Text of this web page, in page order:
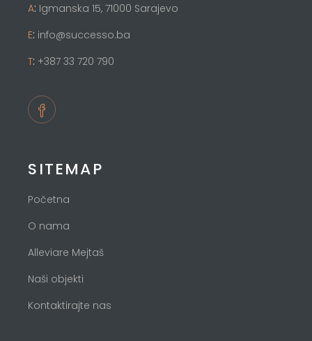
A: Igmanska 15, 71000 Sarajevo
E: info@successo.ba
T: +387 33 720 790
SITEMAP
Početna
O nama
Alleviare Mejtaš
Naši objekti
Kontaktirajte nas